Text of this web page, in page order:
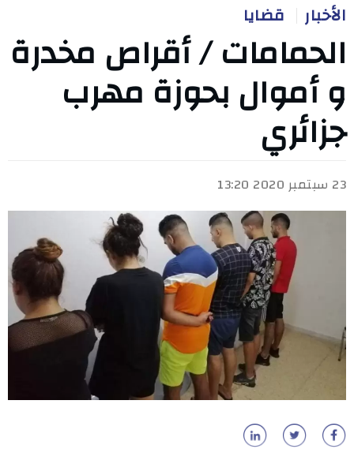
الأخبار قضايا
الحمامات / أقراص مخدرة
و أموال بحوزة مهرب
جزائري
23 سبتمبر 2020 13:20